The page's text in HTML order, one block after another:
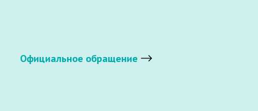
Официальное обращение